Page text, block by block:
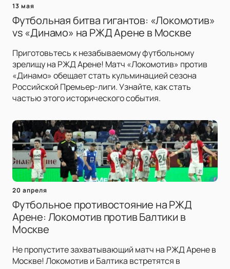
13 мая
Футбольная битва гигантов: «Локомотив»
vs «Динамо» на РЖД Арене в Москве
Приготовьтесь к незабываемому футбольному
зрелищу на РЖД Арене! Матч «Локомотив» против
«Динамо» обещает стать кульминацией сезона
Российской Премьер-лиги. Узнайте, как стать
частью этого исторического события.
20 апреля
Футбольное противостояние на РЖД
Арене: Локомотив против Балтики в
Москве
Не пропустите захватывающий матч на РЖД Арене в
Москве! Локомотив и Балтика встретятся в